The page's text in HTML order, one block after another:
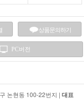
상품문의하기
PC버전
논현동 100-22번지 | 대표